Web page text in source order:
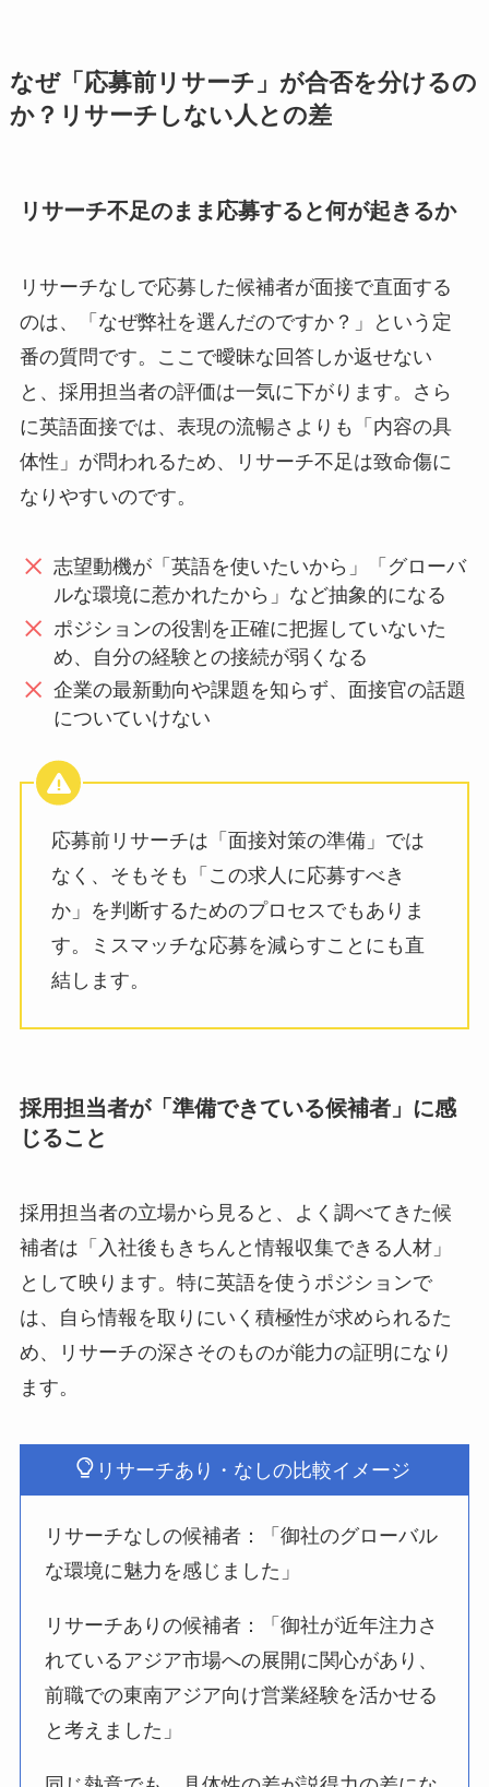
なぜ「応募前リサーチ」が合否を分けるの
か？リサーチしない人との差
リサーチ不足のまま応募すると何が起きるか
リサーチなしで応募した候補者が面接で直面する
のは、「なぜ弊社を選んだのですか？」という定
番の質問です。ここで曖昧な回答しか返せない
と、採用担当者の評価は一気に下がります。さら
に英語面接では、表現の流暢さよりも「内容の具
体性」が問われるため、リサーチ不足は致命傷に
なりやすいのです。
志望動機が「英語を使いたいから」「グローバ
ルな環境に惹かれたから」など抽象的になる
ポジションの役割を正確に把握していないた
め、自分の経験との接続が弱くなる
企業の最新動向や課題を知らず、面接官の話題
についていけない
応募前リサーチは「面接対策の準備」では
なく、そもそも「この求人に応募すべき
か」を判断するためのプロセスでもありま
す。ミスマッチな応募を減らすことにも直
結します。
採用担当者が「準備できている候補者」に感
じること
採用担当者の立場から見ると、よく調べてきた候
補者は「入社後もきちんと情報収集できる人材」
として映ります。特に英語を使うポジションで
は、自ら情報を取りにいく積極性が求められるた
め、リサーチの深さそのものが能力の証明になり
ます。
リサーチあり・なしの比較イメージ
リサーチなしの候補者：「御社のグローバル
な環境に魅力を感じました」
リサーチありの候補者：「御社が近年注力さ
れているアジア市場への展開に関心があり、
前職での東南アジア向け営業経験を活かせる
と考えました」